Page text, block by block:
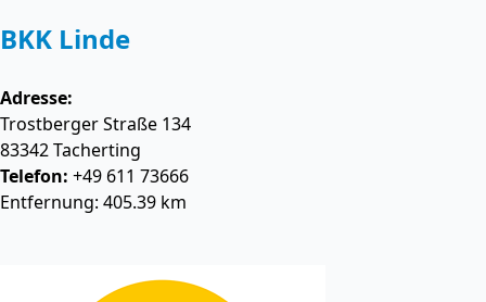
BKK Linde
Adresse:
Trostberger Straße 134
83342Tacherting
Telefon: +49 611 73666
Entfernung: 405.39 km